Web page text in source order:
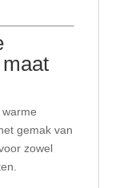
gemak van
zowel